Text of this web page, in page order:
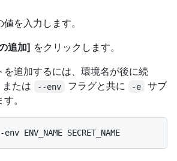
を入力します。
追加] をクリックします。
を追加するには、環境名が後に続
または --env フラグと共に -e
サブ
。